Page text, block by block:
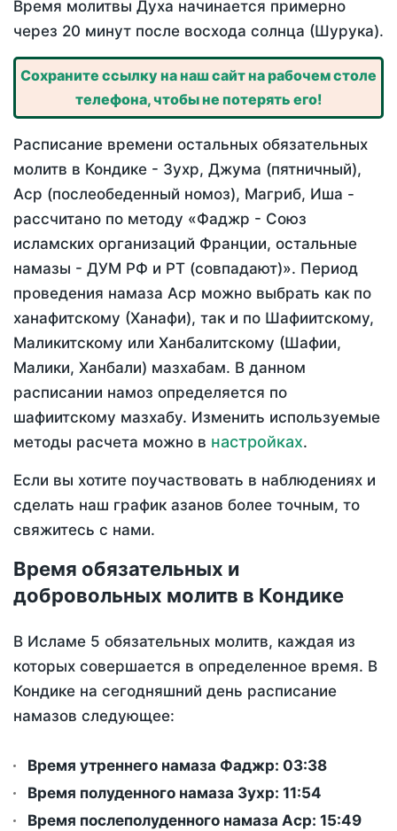
Время молитвы Духа начинается примерно
через 20 минут после восхода солнца (Шурука).
Сохраните ссылку на наш сайт на рабочем столе
телефона, чтобы не потерять его!
Расписание времени остальных обязательных
молитв в Кондике - Зухр, Джума (пятничный),
Аср (послеобеденный номоз), Магриб, Иша -
рассчитано по методу «Фаджр - Союз
исламских организаций Франции, остальные
намазы - ДУМ РФ и РТ (совпадают)». Период
проведения намаза Аср можно выбрать как по
ханафитскому (Ханафи), так и по Шафиитскому,
Маликитскому или Ханбалитскому (Шафии,
Малики, Ханбали) мазхабам. В данном
расписании намоз определяется по
шафиитскому мазхабу. Изменить используемые
методы расчета можно в настройках.
Если вы хотите поучаствовать в наблюдениях и
сделать наш график азанов более точным, то
свяжитесь с нами.
Время обязательных и
добровольных молитв в Кондике
В Исламе 5 обязательных молитв, каждая из
которых совершается в определенное время. В
Кондике на сегодняшний день расписание
намазов следующее:
Время утреннего намаза Фаджр: 03:38
Время полуденного намаза Зухр: 11:54
Время послеполуденного намаза Аср: 15:49